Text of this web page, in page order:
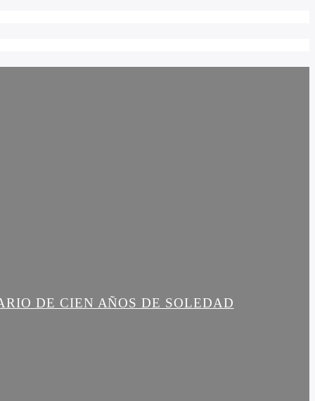
DE CIEN AÑOS DE SOLEDAD